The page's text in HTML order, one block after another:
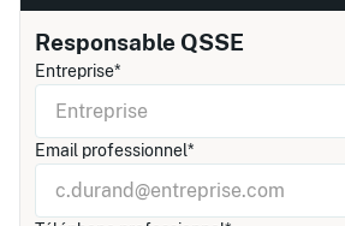
Responsable QSSE
Entreprise*
Email professionnel*